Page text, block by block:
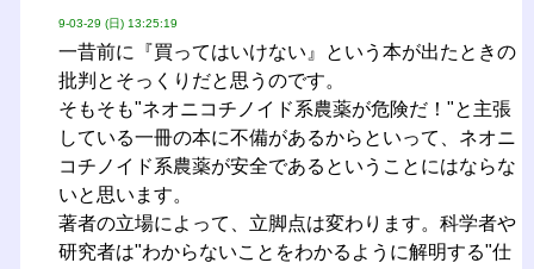
9-03-29 (日) 13:25:19
一昔前に『買ってはいけない』という本が出たときの
批判とそっくりだと思うのです。
そもそも"ネオニコチノイド系農薬が危険だ！"と主張
している一冊の本に不備があるからといって、ネオニ
コチノイド系農薬が安全であるということにはならな
いと思います。
著者の立場によって、立脚点は変わります。科学者や
研究者は"わからないことをわかるように解明する"仕